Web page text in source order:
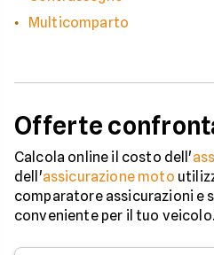
Multicomparto
Offerte
Calcola online il costo dell'
dell'assicurazione moto
comparatore assicurazioni e
conveniente per il tuo